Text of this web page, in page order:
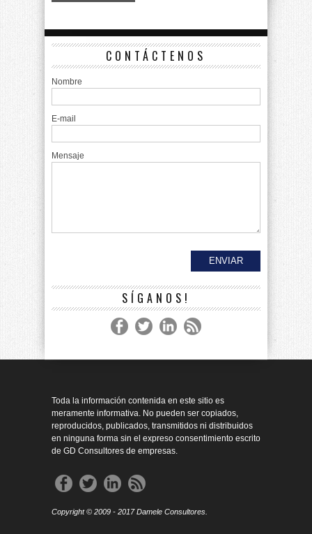
CONTÁCTENOS
Nombre
E-mail
Mensaje
SÍGANOS!
Toda la información contenida en este sitio es
meramente informativa. No pueden ser copiados,
reproducidos, publicados, transmitidos ni distribuidos
en ninguna forma sin el expreso consentimiento escrito
de GD Consultores de empresas.
Copyright © 2009 - 2017 Damele Consultores.